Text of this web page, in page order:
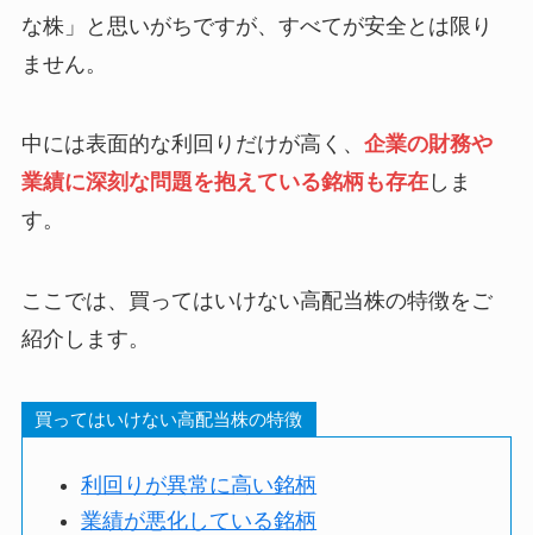
な株」と思いがちですが、すべてが安全とは限り
ません。
中には表面的な利回りだけが高く、 企業の財務や
業績に深刻な問題を抱えている銘柄も存在しま
す。
ここでは、買ってはいけない高配当株の特徴をご
紹介します。
買ってはいけない高配当株の特徴
利回りが異常に高い銘柄
業績が悪化している銘柄